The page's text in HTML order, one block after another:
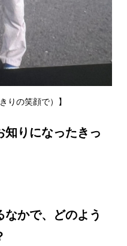
りの笑顔で）】
知りになったきっ
かで、どのよう